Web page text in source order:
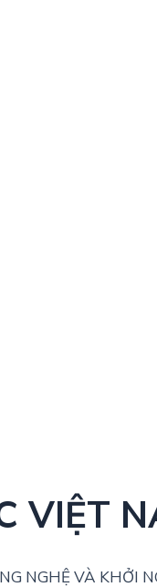
VIỆT
NGHỆ VÀ KHỞI